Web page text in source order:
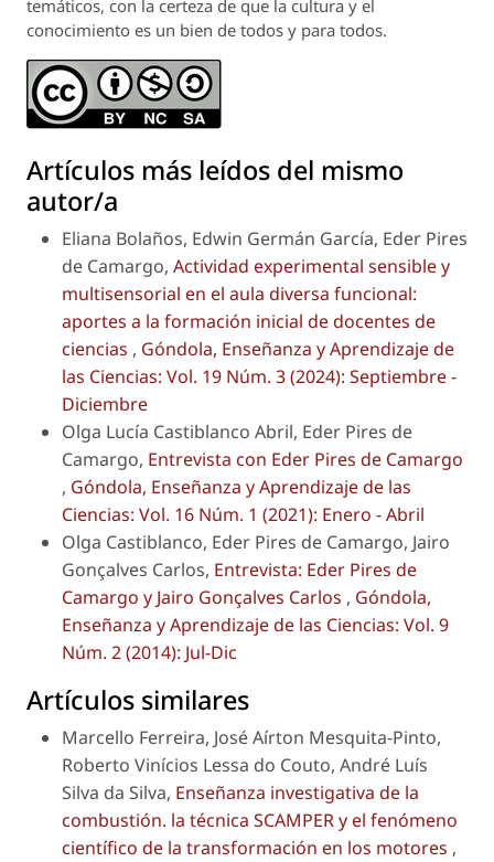
temáticos, con la certeza de que la cultura y el
conocimiento es un bien de todos y para todos.
Artículos más leídos del mismo
autor/a
Eliana Bolaños, Edwin Germán García, Eder Pires
de Camargo, Actividad experimental sensible y
multisensorial en el aula diversa funcional:
aportes a la formación inicial de docentes de
ciencias , Góndola, Enseñanza y Aprendizaje de
las Ciencias: Vol. 19 Núm. 3 (2024): Septiembre -
Diciembre
Olga Lucía Castiblanco Abril, Eder Pires de
Camargo, Entrevista con Eder Pires de Camargo
, Góndola, Enseñanza y Aprendizaje de las
Ciencias: Vol. 16 Núm. 1 (2021): Enero - Abril
Olga Castiblanco, Eder Pires de Camargo, Jairo
Gonçalves Carlos, Entrevista: Eder Pires de
Camargo y Jairo Gonçalves Carlos , Góndola,
Enseñanza y Aprendizaje de las Ciencias: Vol. 9
Núm. 2 (2014): Jul-Dic
Artículos similares
Marcello Ferreira, José Aírton Mesquita-Pinto,
Roberto Vinícios Lessa do Couto, André Luís
Silva da Silva, Enseñanza investigativa de la
combustión. la técnica SCAMPER y el fenómeno
científico de la transformación en los motores ,